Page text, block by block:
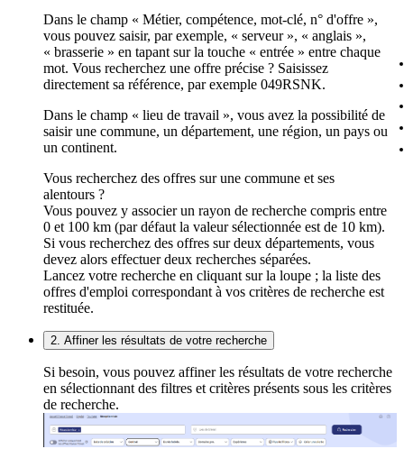
Dans le champ « Métier, compétence, mot-clé, n° d'offre »,
vous pouvez saisir, par exemple, « serveur », « anglais »,
« brasserie » en tapant sur la touche « entrée » entre chaque
mot. Vous recherchez une offre précise ? Saisissez
directement sa référence, par exemple 049RSNK.
Dans le champ « lieu de travail », vous avez la possibilité de
saisir une commune, un département, une région, un pays ou
un continent.
Vous recherchez des offres sur une commune et ses
alentours ?
Vous pouvez y associer un rayon de recherche compris entre
0 et 100 km (par défaut la valeur sélectionnée est de 10 km).
Si vous recherchez des offres sur deux départements, vous
devez alors effectuer deux recherches séparées.
Lancez votre recherche en cliquant sur la loupe ; la liste des
offres d'emploi correspondant à vos critères de recherche est
restituée.
2. Affiner les résultats de votre recherche
Si besoin, vous pouvez affiner les résultats de votre recherche
en sélectionnant des filtres et critères présents sous les critères
de recherche.